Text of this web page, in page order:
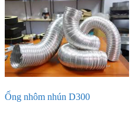
Ống nhôm nhún D300